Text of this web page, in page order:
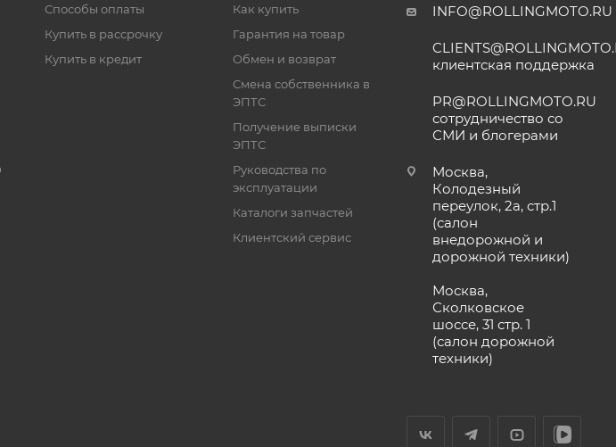
Способы оплаты
Купить в рассрочку
Купить в кредит
Как купить
Гарантия на товар
Обмен и возврат
Смена собственника в
ЭПТС
Получение выписки
ЭПТС
Руководства по
эксплуатации
Каталоги запчастей
Клиентский сервис
INFO@ROLLINGMOTO.RU
клиентская поддержка
PR@ROLLINGMOTO.RU
сотрудничество со
СМИ и блогерами
Москва,
Колодезный
переулок, 2а, стр.1
(салон
внедорожной и
дорожной техники)
Москва,
Сколковское
шоссе, 31 стр. 1
(салон дорожной
техники)